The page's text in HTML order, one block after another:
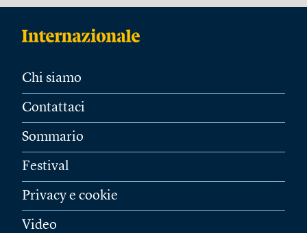
Chi siamo
Contattaci
Sommario
Festival
Privacy e cookie
Video